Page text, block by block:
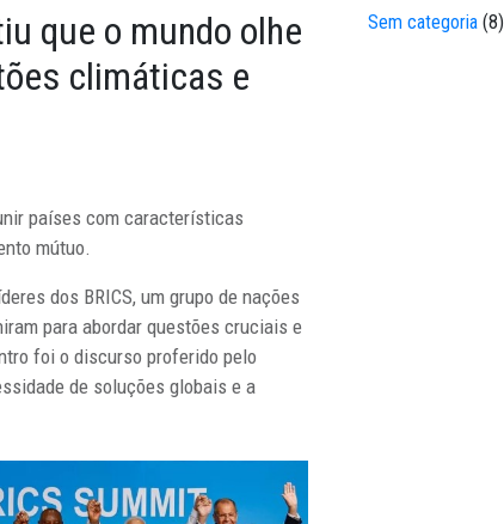
que o mundo olhe
climáticas e
países com características
mútuo.
dos BRICS, um grupo de nações
para abordar questões cruciais e
foi o discurso proferido pelo
de soluções globais e a
Sem categoria(8)